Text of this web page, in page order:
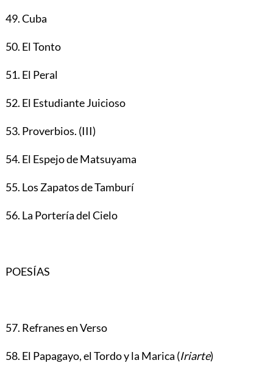
49. Cuba
50. El Tonto
51. El Peral
52. El Estudiante Juicioso
53. Proverbios. (III)
54. El Espejo de Matsuyama
55. Los Zapatos de Tamburí
56. La Portería del Cielo
POESÍAS
57. Refranes en Verso
58. El Papagayo, el Tordo y la Marica (Iriarte)